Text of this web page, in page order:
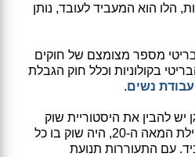
הלו הוא המעביד לעובד, נותן
הבריטי מספר מצומצם של חוקים
בקולוניות וכלל חוק הגבלת
עבודת נשים.
יש להבין את היסטוריית שוק
העבודה העולמי אשר עד תחילת המאה ה-20, היה שוק בו כל
עם התעוררות תנועת